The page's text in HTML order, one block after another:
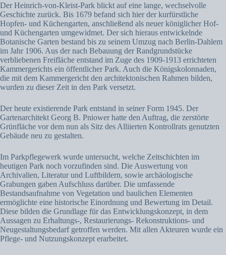
Der Heinrich-von-Kleist-Park blickt auf eine lange, wechselvolle
Geschichte zurück. Bis 1679 befand sich hier der kurfürstliche
Hopfen- und Küchengarten, anschließend als neuer königlicher Hof-
und Küchengarten umgewidmet. Der sich hieraus entwickelnde
Botanische Garten bestand bis zu seinem Umzug nach Berlin-Dahlem
im Jahr 1906. Aus der nach Bebauung der Randgrundstücke
verbliebenen Freifläche entstand im Zuge des 1909-1913 errichteten
Kammergerichts ein öffentlicher Park. Auch die Königskolonnaden,
die mit dem Kammergericht den architektonischen Rahmen bilden,
wurden zu dieser Zeit in den Park versetzt.
Der heute existierende Park entstand in seiner Form 1945. Der
Gartenarchitekt Georg B. Pniower hatte den Auftrag, die zerstörte
Grünfläche vor dem nun als Sitz des Alliierten Kontrollrats genutzten
Gebäude neu zu gestalten.
Im Parkpflegewerk wurde untersucht, welche Zeitschichten im
heutigen Park noch vorzufinden sind. Die Auswertung von
Archivalien, Literatur und Luftbildern, sowie archäologische
Grabungen gaben Aufschluss darüber. Die umfassende
Bestandsaufnahme von Vegetation und baulichen Elementen
ermöglichte eine historische Einordnung und Bewertung im Detail.
Diese bilden die Grundlage für das Entwicklungskonzept, in dem
Aussagen zu Erhaltungs-, Restaurierungs- Rekonstruktions- und
Neugestaltungsbedarf getroffen werden. Mit allen Akteuren wurde ein
Pflege- und Nutzungskonzept erarbeitet.